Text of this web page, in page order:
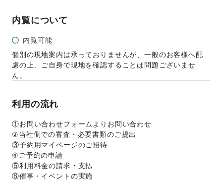
その他エンタメ・ガジェット
内覧について
内覧可能
個別の現地案内は承っておりませんが、一般のお客様へ配
慮の上、ご自身で現地を確認することは問題ございませ
ん。
利用の流れ
①お問い合わせフォームよりお問い合わせ
②当社側での審査・必要書類のご提出
③予約用マイページのご招待
④ご予約の申請
⑤利用料金の請求・支払
⑥催事・イベントの実施